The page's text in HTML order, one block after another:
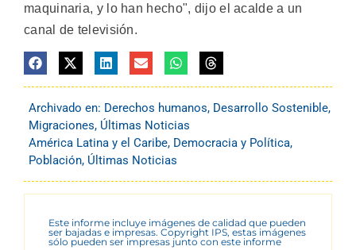
maquinaria, y lo han hecho", dijo el acalde a un
canal de televisión.
Archivado en: Derechos humanos, Desarrollo Sostenible,
Migraciones, Últimas Noticias
América Latina y el Caribe, Democracia y Política,
Población, Últimas Noticias
Este informe incluye imágenes de calidad que pueden
ser bajadas e impresas. Copyright IPS, estas imágenes
sólo pueden ser impresas junto con este informe